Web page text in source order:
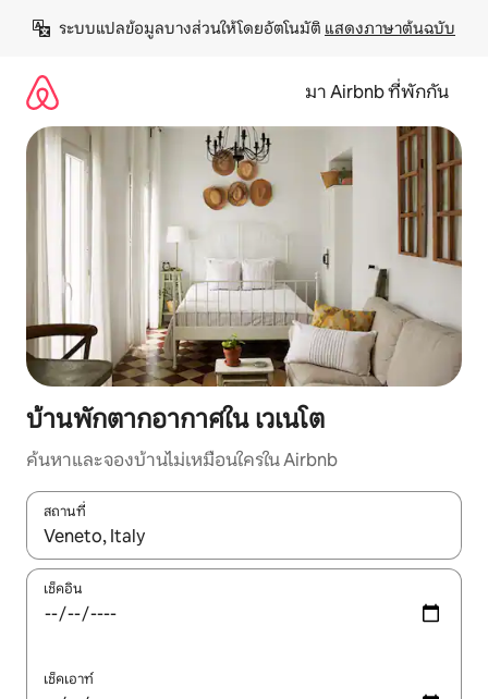
เนื้อหา
ระบบแปลข้อมูลบางส่วนให้โดยอัตโนมัติ แสดงภาษาต้นฉบับ
มา Airbnb ที่พักกัน
บ้านพักตากอากาศใน เวเนโต
ค้นหาและจองบ้านไม่เหมือนใครใน Airbnb
สถานที่
ใช้ลูกศรขึ้นลง หรือใช้การสัมผัสหรือปัด เพื่อสำรวจผลการค้นหา
เช็คอิน
เช็คเอาท์